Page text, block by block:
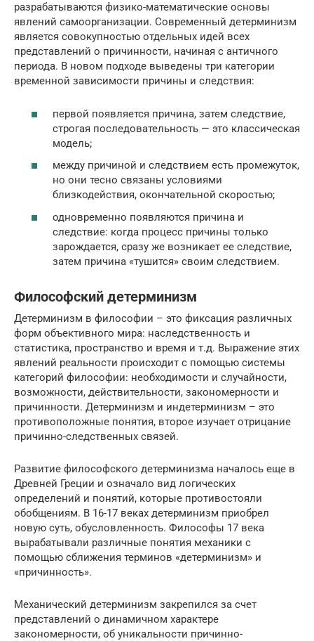
разрабатываются физико-математические основы
явлений самоорганизации. Современный детерминизм
является совокупностью отдельных идей всех
представлений о причинности, начиная с античного
периода. В новом подходе выведены три категории
временной зависимости причины и следствия:
первой появляется причина, затем следствие,
строгая последовательность — это классическая
модель;
между причиной и следствием есть промежуток,
но они тесно связаны условиями
близкодействия, окончательной скоростью;
одновременно появляются причина и
следствие: когда процесс причины только
зарождается, сразу же возникает ее следствие,
затем причина «тушится» своим следствием.
Философский детерминизм
Детерминизм в философии – это фиксация различных
форм объективного мира: наследственность и
статистика, пространство и время и т.д. Выражение этих
явлений реальности происходит с помощью системы
категорий философии: необходимости и случайности,
возможности, действительности, закономерности и
причинности. Детерминизм и индетерминизм – это
противоположные понятия, второе изучает отрицание
причинно-следственных связей.
Развитие философского детерминизма началось еще в
Древней Греции и означало вид логических
определений и понятий, которые противостояли
обобщениям. В 16-17 веках детерминизм приобрел
новую суть, обусловленность. Философы 17 века
вырабатывали различные понятия механики с
помощью сближения терминов «детерминизм» и
«причинность».
Механический детерминизм закрепился за счет
представлений о динамичном характере
закономерности, об уникальности причинно-